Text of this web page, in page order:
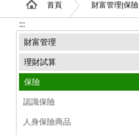
首頁 財富管理|保險
:::
財富管理
理財試算
保險
認識保險
人身保險商品